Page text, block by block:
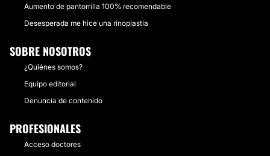
Aumento de pantorrilla 100% recomendable
Desesperada me hice una rinoplastia
SOBRE NOSOTROS
¿Quiénes somos?
Equipo editorial
Denuncia de contenido
PROFESIONALES
Acceso doctores